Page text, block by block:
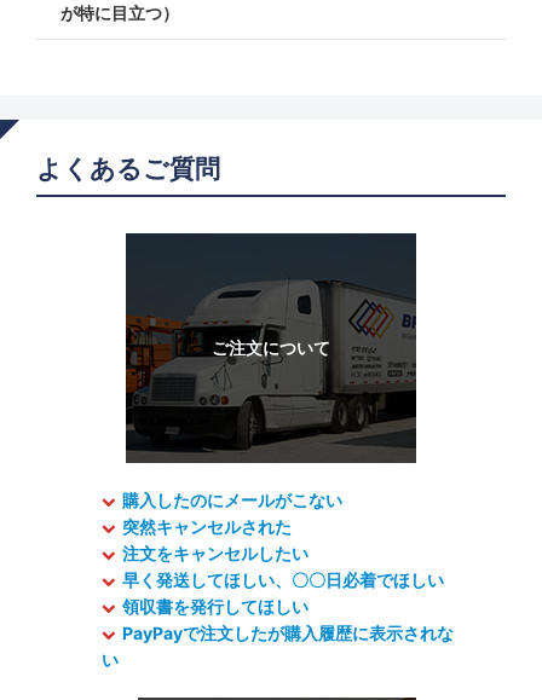
が特に目立つ）
よくあるご質問
購入したのにメールがこない
突然キャンセルされた
注文をキャンセルしたい
早く発送してほしい、〇〇日必着でほしい
領収書を発行してほしい
PayPayで注文したが購入履歴に表示されな
い